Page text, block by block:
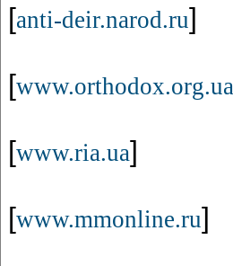
[anti-deir.narod.ru]
[www.orthodox.org.ua
[www.ria.ua]
[www.mmonline.ru]